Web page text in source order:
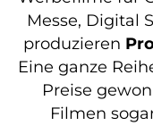
Messe, Digital
produzieren
Eine ganze
Preise
Filmen